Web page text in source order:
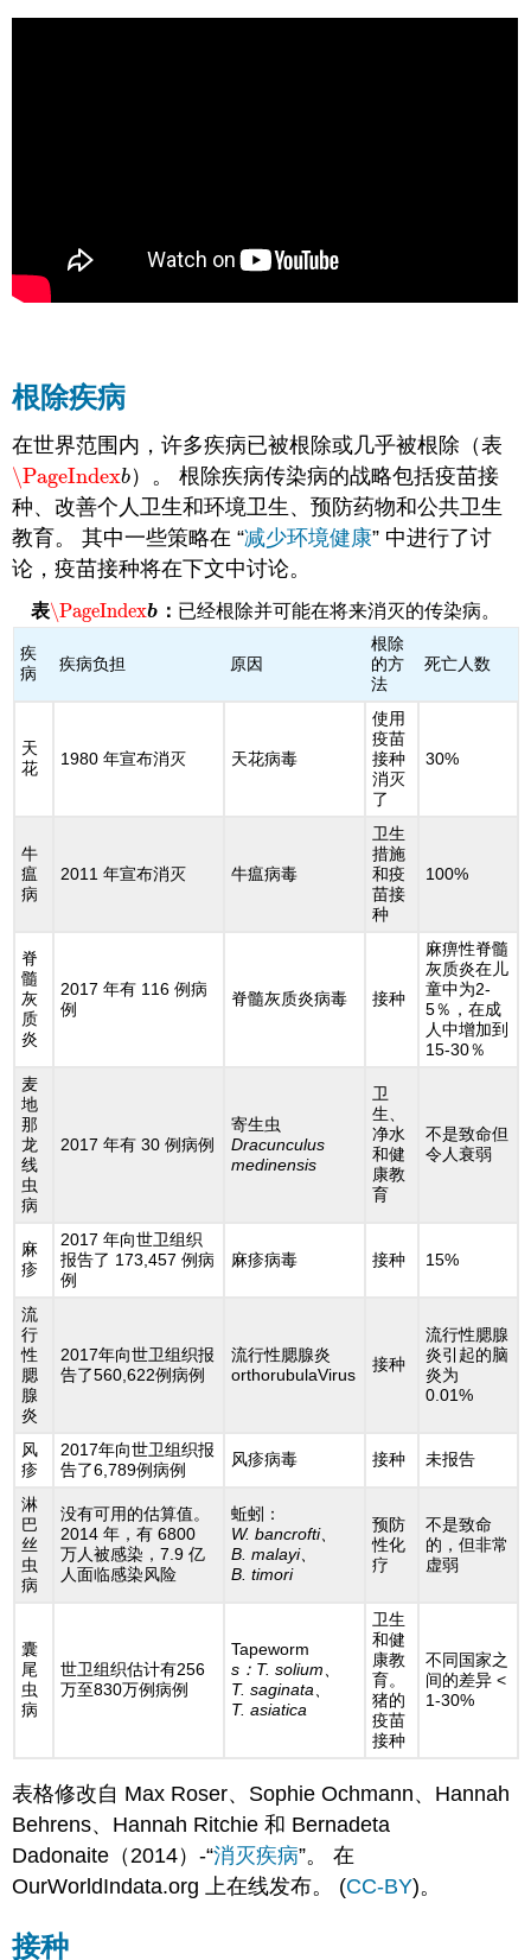
根除疾病
在世界范围内，许多疾病已被根除或几乎被根除（表
\PageIndexb
\PageIndexb）。 根除疾病传染病的战略包括疫苗接
种、改善个人卫生和环境卫生、预防药物和公共卫生
教育。 其中一些策略在 “减少环境健康” 中进行了讨
论，疫苗接种将在下文中讨论。
表\PageIndexb
\PageIndexb ： 已经根除并可能在将来消灭的传染病。
疾
病
疾病负担 原因
根除
的方
法
死亡人数
天
花
1980 年宣布消灭 天花病毒
使用
疫苗
接种
消灭
了
30%
牛
瘟
病
2011 年宣布消灭 牛瘟病毒
卫生
措施
和疫
苗接
种
100%
脊
髓
灰
质
炎
2017 年有 116 例病
例
脊髓灰质炎病毒 接种
麻痹性脊髓
灰质炎在儿
童中为2-
5％，在成
人中增加到
15-30％
麦
地
那
龙
线
虫
病
2017 年有 30 例病例
寄生虫
Dracunculus
medinensis
卫
生、
净水
和健
康教
育
不是致命但
令人衰弱
麻
疹
2017 年向世卫组织
报告了 173,457 例病
例
麻疹病毒 接种 15%
流
行
性
腮
腺
炎
2017年向世卫组织报
告了560,622例病例
流行性腮腺炎
orthorubulaVirus
接种
流行性腮腺
炎引起的脑
炎为
0.01%
风
疹
2017年向世卫组织报
告了6,789例病例
风疹病毒 接种 未报告
淋
巴
丝
虫
病
没有可用的估算值。
2014 年，有 6800
万人被感染，7.9 亿
人面临感染风险
蚯蚓：
W. bancrofti、
B. malayi、
B. timori
预防
性化
疗
不是致命
的，但非常
虚弱
囊
尾
虫
病
世卫组织估计有256
万至830万例病例
Tapeworm
s：T. solium、
T. saginata、
T. asiatica
卫生
和健
康教
育。
猪的
疫苗
接种
不同国家之
间的差异 <
1-30%
表格修改自 Max Roser、Sophie Ochmann、Hannah
Behrens、Hannah Ritchie 和 Bernadeta
Dadonaite（2014）-“消灭疾病”。 在
OurWorldIndata.org 上在线发布。 (CC-BY)。
接种